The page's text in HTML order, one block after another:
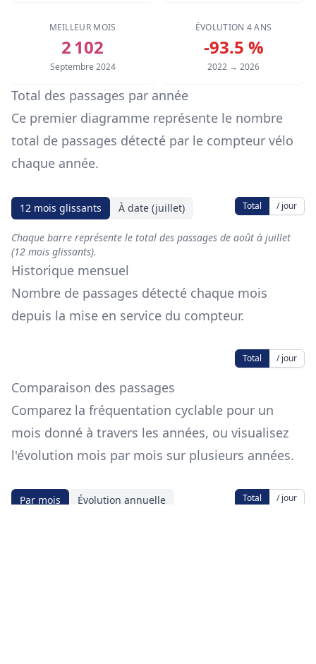
MEILLEUR MOIS
2 102
Septembre 2024
ÉVOLUTION 4 ANS
-93.5 %
2022 → 2026
Total des passages par année
Ce premier diagramme représente le nombre
total de passages détecté par le compteur vélo
chaque année.
12 mois glissants À date (juillet) Total / jour
Chaque barre représente le total des passages de août à juillet
(12 mois glissants).
Historique mensuel
Nombre de passages détecté chaque mois
depuis la mise en service du compteur.
Total / jour
Comparaison des passages
Comparez la fréquentation cyclable pour un
mois donné à travers les années, ou visualisez
l'évolution mois par mois sur plusieurs années.
Par mois Évolution annuelle Total / jour